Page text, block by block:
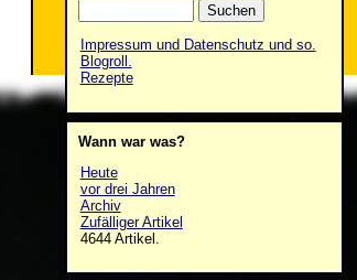
Impressum und Datenschutz und so.
Blogroll.
Rezepte
Wann war was?
Heute
vor drei Jahren
Archiv
Zufälliger Artikel
4644 Artikel.